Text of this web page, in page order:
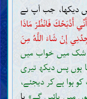
دیکھا، جب آپ نے
أَذْبَحُكَ فَانْظُرْ مَاذَا
إِنْ شَاءَ اللَّهُ مِنَ
شک میں خواب میں
ہوں پس دیکھ تیری
ہوا ہے کر دیجئے،